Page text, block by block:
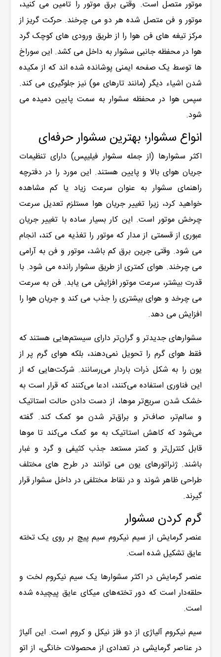
موتور متصل است. وقتی برق موتور را تامین می کنید،
موتور و فن متصل شده هر دو می چرخند. حرکت گریز از
مرکز تیغه های فن هوا را از طریق ورودی های کوچک گرد
هوا در محفظه جانبی سشوار به داخل می کشد. این سوراخ
ها توسط یک صفحه ایمنی پوشانده شده اند که از مکیده
شدن اشیاء دیگر (مانند تارهای مو) نیز جلوگیری می کند.
سپس هوا در محفظه سشوار به سمت پایین دمیده می
شود.
انواع سشوار؛ بهترین سشوار حرفه‌ای
اکثر سشوارها (از جمله سشوار فیلیپس) دارای تنظیمات
جریان هوای بالا و پایین هستند. این مورد را در دفترچه
راهنمای سشوار به عنوان سرعت زیاد یا کم مشاهده
خواهید کرد، زیرا تغییر جریان هوا مستلزم تعدیل سرعت
چرخش موتور است. این کار بسیار ساده با تغییر جریان
عبوری از قسمتی از مدار که موتور را تغذیه می کند، انجام
می شود. وقتی جرین برق کم باشد، موتور و فن به آرامی
می چرخند. هوای کمتری از طریق سشوار رانده می شود. با
قدرت بیشتر، سرعت موتور افزایش می یابد. فن به سرعت
می چرخد و هوای بیشتری را جذب می کند و جریان هوا را
افزایش می دهد.
سشوارهای جدیدتر و گران‌تر دارای سیستم‌هایی هستند که
فقط هوای گرم را تحویل نمی‌دهند، بلکه هوای گرم پر از
یون را به شکل ذرات باردار می‌رسانند. شرکت‌هایی که از
این فناوری استفاده می‌کنند، ادعا می‌کنند که قرار است به
خشک شدن سریع‌تر موها، از دست دادن حالت استاتیک
و سالم‌تر، صاف‌تر و براق‌تر شدن مو کمک کند. گفته
می‌شود که کاهش استاتیک به مو کمک می‌کند تا موها
قابل کنترل‌تر و کمتر مستعد جذب کثیفی و گرد و غبار
باشند. ژنراتورهای یون می توانند در طرح های مختلف
طراحی ظاهر شوند و در نقاط مختلفی در داخل سشوار قرار
گیرند.
گرم کردن سشوار
عنصر گرمایش از سیم نیکروم سیم پیچ بر روی یک تخته
عایق تشکیل شده است.
عنصر گرمایش در اکثر سشوارها یک سیم نیکروم لخت و
حلقه‌دار است که دور تخته‌های میکای عایق پیچیده شده
است.
سیم نیکروم آلیاژی از دو فلز نیکل و کروم است. این آلیاژ
در عناصر گرمایشی در تعدادی از محصولات خانگی، از اتو